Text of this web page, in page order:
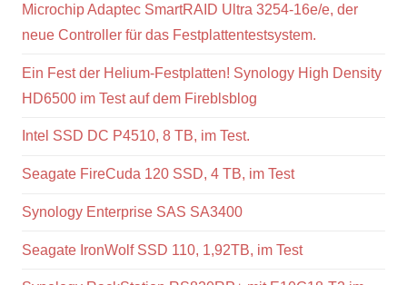
Microchip Adaptec SmartRAID Ultra 3254-16e/e, der
neue Controller für das Festplattentestsystem.
Ein Fest der Helium-Festplatten! Synology High Density
HD6500 im Test auf dem Fireblsblog
Intel SSD DC P4510, 8 TB, im Test.
Seagate FireCuda 120 SSD, 4 TB, im Test
Synology Enterprise SAS SA3400
Seagate IronWolf SSD 110, 1,92TB, im Test